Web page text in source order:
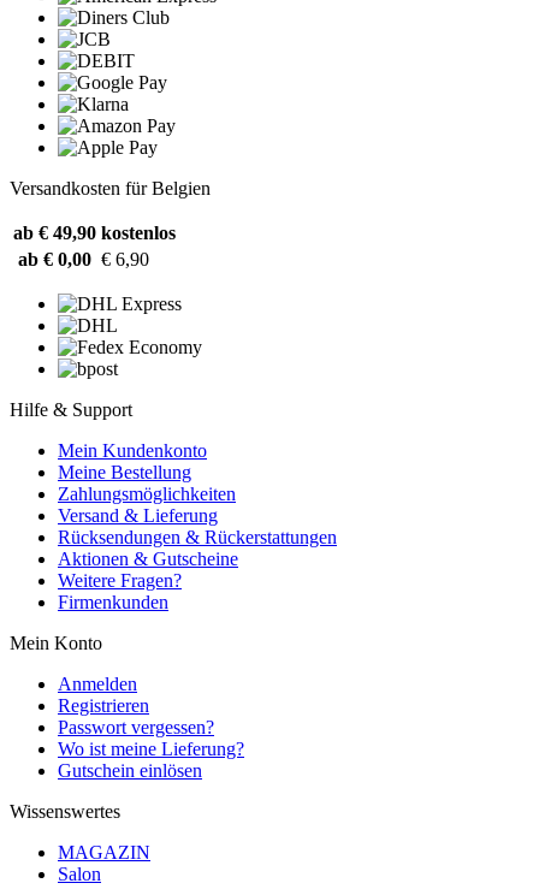
Versandkosten für Belgien
ab € 49,90 kostenlos
ab € 0,00 € 6,90
Hilfe & Support
Mein Kundenkonto
Meine Bestellung
Zahlungsmöglichkeiten
Versand & Lieferung
Rücksendungen & Rückerstattungen
Aktionen & Gutscheine
Weitere Fragen?
Firmenkunden
Mein Konto
Anmelden
Registrieren
Passwort vergessen?
Wo ist meine Lieferung?
Gutschein einlösen
Wissenswertes
MAGAZIN
Salon